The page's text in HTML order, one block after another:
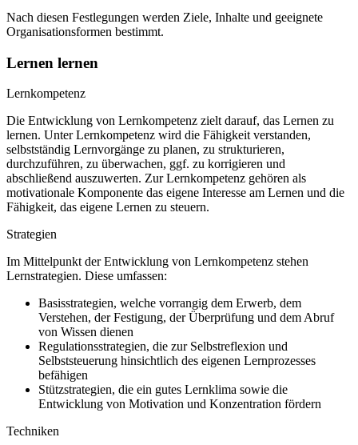
Nach diesen Festlegungen werden Ziele, Inhalte und geeignete
Organisationsformen bestimmt.
Lernen lernen
Lernkompetenz
Die Entwicklung von Lernkompetenz zielt darauf, das Lernen zu
lernen. Unter Lernkompetenz wird die Fähigkeit verstanden,
selbstständig Lernvorgänge zu planen, zu strukturieren,
durchzuführen, zu überwachen, ggf. zu korrigieren und
abschließend auszuwerten. Zur Lernkompetenz gehören als
motivationale Komponente das eigene Interesse am Lernen und die
Fähigkeit, das eigene Lernen zu steuern.
Strategien
Im Mittelpunkt der Entwicklung von Lernkompetenz stehen
Lernstrategien. Diese umfassen:
Basisstrategien, welche vorrangig dem Erwerb, dem
Verstehen, der Festigung, der Überprüfung und dem Abruf
von Wissen dienen
Regulationsstrategien, die zur Selbstreflexion und
Selbststeuerung hinsichtlich des eigenen Lernprozesses
befähigen
Stützstrategien, die ein gutes Lernklima sowie die
Entwicklung von Motivation und Konzentration fördern
Techniken